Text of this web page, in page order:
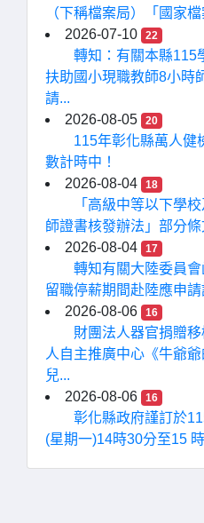
（下稱檔案局）「國家
2026-07-10
22
轉知：有關本縣115
扶助國小現職教師8小時
請...
2026-08-05
20
115年彰化縣萬人健
數計時中！
2026-08-04
18
「高級中等以下學
師證書核發辦法」部分
2026-08-04
17
轉知有關大陸委員
留職停薪期間赴陸應申
2026-08-06
16
財團法人器官捐贈
人自主推廣中心《牛爺爺
兒...
2026-08-06
16
彰化縣政府謹訂於
(星期一)14時30分至15